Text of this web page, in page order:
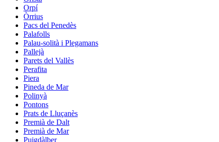
Orpí
Òrrius
Pacs del Penedès
Palafolls
Palau-solità i Plegamans
Pallejà
Parets del Vallès
Perafita
Piera
Pineda de Mar
Polinyà
Pontons
Prats de Lluçanès
Premià de Dalt
Premià de Mar
Puigdàlber